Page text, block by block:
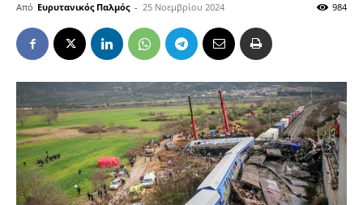
Από Ευρυτανικός Παλμός - 25 Νοεμβρίου 2024 984